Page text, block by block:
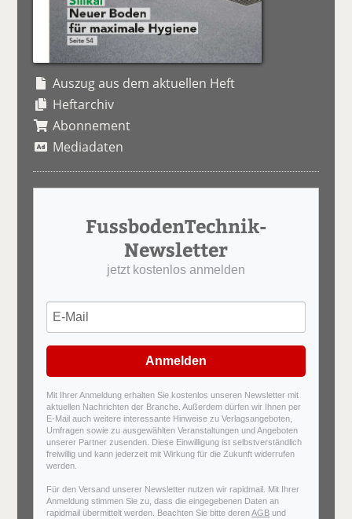
Auszug aus dem aktuellen Heft
Heftarchiv
Abonnement
Mediadaten
FussbodenTechnik-
Newsletter
jetzt kostenlos anmelden
Anmelden
Mit Ihrer Anmeldung erhalten Sie kostenlos unseren Newsletter mit
aktuellen Nachrichten der Branche. Außerdem dürfen wir Ihnen per
E-Mail auch weitere interessante Hinweise zu Verlagsangeboten,
Umfragen sowie zu ausgewählten Veranstaltungen und Angeboten
unserer Partner zusenden. Diese Einwilligung ist selbstverständlich
freiwillig und kann jederzeit mit Wirkung für die Zukunft widerrufen
werden.
Für den Versand unserer Newsletter nutzen wir rapidmail. Mit Ihrer
Anmeldung stimmen Sie zu, dass die eingegebenen Daten an
rapidmail übermittelt werden. Beachten Sie bitte derenAGB und